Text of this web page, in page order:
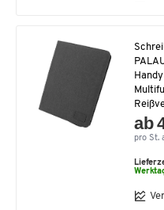
ab
pro St.